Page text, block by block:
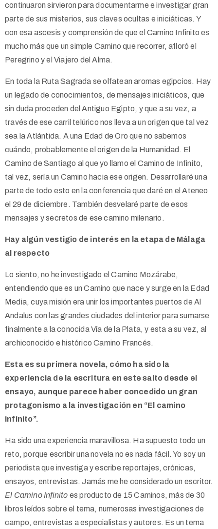
continuaron sirvieron para documentarme e investigar gran
parte de sus misterios, sus claves ocultas e iniciáticas. Y
con esa ascesis y comprensión de que el Camino Infinito es
mucho más que un simple Camino que recorrer, afloró el
Peregrino y el Viajero del Alma.
En toda la Ruta Sagrada se olfatean aromas egipcios. Hay
un legado de conocimientos, de mensajes iniciáticos, que
sin duda proceden del Antiguo Egipto, y que a su vez, a
través de ese carril telúrico nos lleva a un origen que tal vez
sea la Atlántida. A una Edad de Oro que no sabemos
cuándo, probablemente el origen de la Humanidad. El
Camino de Santiago al que yo llamo el Camino de Infinito,
tal vez, sería un Camino hacia ese origen. Desarrollaré una
parte de todo esto en la conferencia que daré en el Ateneo
el 29 de diciembre. También desvelaré parte de esos
mensajes y secretos de ese camino milenario.
Hay algún vestigio de interés en la etapa de Málaga
al respecto
Lo siento, no he investigado el Camino Mozárabe,
entendiendo que es un Camino que nace y surge en la Edad
Media, cuya misión era unir los importantes puertos de Al
Andalus con las grandes ciudades del interior para sumarse
finalmente a la conocida Vía de la Plata, y esta a su vez, al
archiconocido e histórico Camino Francés.
Esta es su primera novela, cómo ha sido la
experiencia de la escritura en este salto desde el
ensayo, aunque parece haber concedido un gran
protagonismo a la investigación en “El camino
infinito”.
Ha sido una experiencia maravillosa. Ha supuesto todo un
reto, porque escribir una novela no es nada fácil. Yo soy un
periodista que investiga y escribe reportajes, crónicas,
ensayos, entrevistas. Jamás me he considerado un escritor.
El Camino Infinito es producto de 15 Caminos, más de 30
libros leídos sobre el tema, numerosas investigaciones de
campo, entrevistas a especialistas y autores. Es un tema